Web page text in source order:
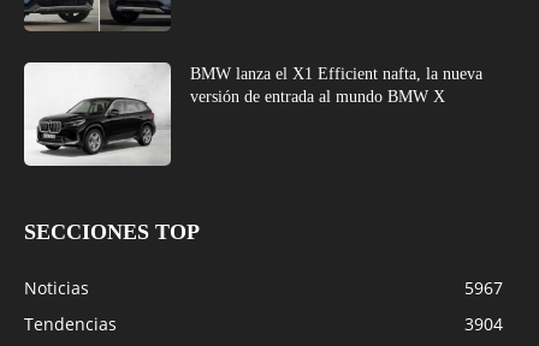
BMW lanza el X1 Efficient nafta, la nueva
versión de entrada al mundo BMW X
SECCIONES TOP
Noticias
5967
Tendencias
3904